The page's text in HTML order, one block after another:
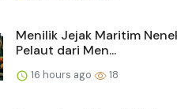
Menilik Jejak Maritim
Pelaut dari Men...
16 hours ago 18